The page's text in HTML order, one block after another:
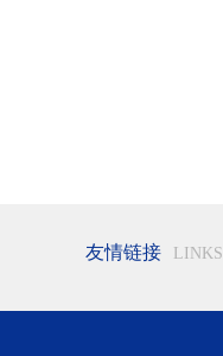
友情链接 LINKS